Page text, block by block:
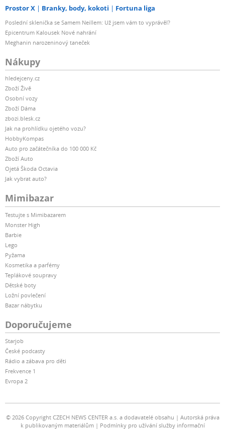
Prostor X Branky, body, kokoti Fortuna liga
Poslední sklenička se Samem Neillem: Už jsem vám to vyprávěl?
Epicentrum Kalousek Nové nahrání
Meghanin narozeninový taneček
Nákupy
hledejceny.cz
Zboží Živě
Osobní vozy
Zboží Dáma
zbozi.blesk.cz
Jak na prohlídku ojetého vozu?
HobbyKompas
Auto pro začátečníka do 100 000 Kč
Zboží Auto
Ojetá Škoda Octavia
Jak vybrat auto?
Mimibazar
Testujte s Mimibazarem
Monster High
Barbie
Lego
Pyžama
Kosmetika a parfémy
Teplákové soupravy
Dětské boty
Ložní povlečení
Bazar nábytku
Doporučujeme
Starjob
České podcasty
Rádio a zábava pro děti
Frekvence 1
Evropa 2
© 2026 Copyright CZECH NEWS CENTER a.s. a dodavatelé obsahu
Autorská práva
k publikovaným materiálům
Podmínky pro užívání služby informační